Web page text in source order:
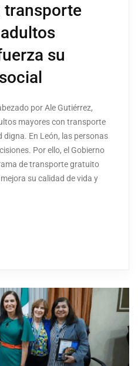
transporte
su
por Ale Gutiérrez,
mayores con transporte
En León, las personas
Por ello, el Gobierno
de transporte gratuito
su calidad de vida y